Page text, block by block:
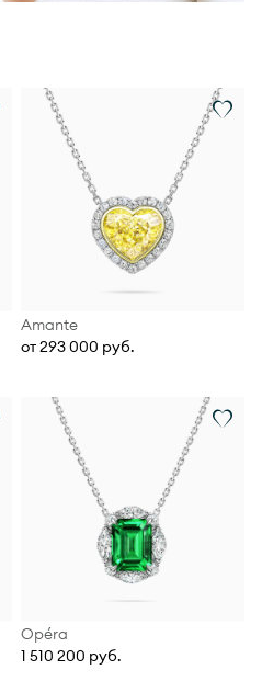
Amante
от 293 000 руб.
Opéra
1 510 200 руб.